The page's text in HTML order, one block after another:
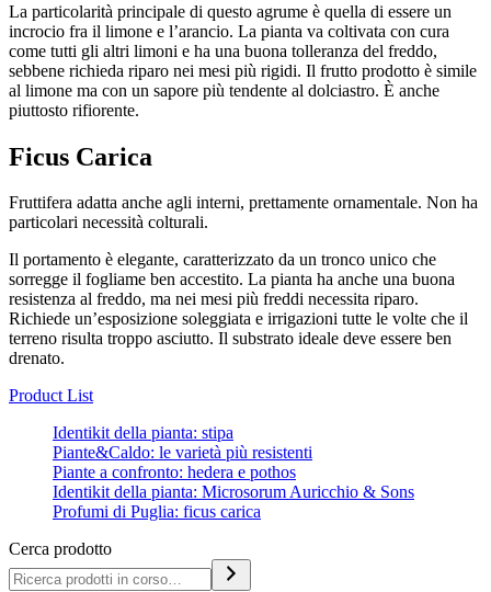
La particolarità principale di questo agrume è quella di essere un
incrocio fra il limone e l’arancio. La pianta va coltivata con cura
come tutti gli altri limoni e ha una buona tolleranza del freddo,
sebbene richieda riparo nei mesi più rigidi. Il frutto prodotto è simile
al limone ma con un sapore più tendente al dolciastro. È anche
piuttosto rifiorente.
Ficus Carica
Fruttifera adatta anche agli interni, prettamente ornamentale. Non ha
particolari necessità colturali.
Il portamento è elegante, caratterizzato da un tronco unico che
sorregge il fogliame ben accestito. La pianta ha anche una buona
resistenza al freddo, ma nei mesi più freddi necessita riparo.
Richiede un’esposizione soleggiata e irrigazioni tutte le volte che il
terreno risulta troppo asciutto. Il substrato ideale deve essere ben
drenato.
Product List
Identikit della pianta: stipa
Piante&Caldo: le varietà più resistenti
Piante a confronto: hedera e pothos
Identikit della pianta: Microsorum Auricchio & Sons
Profumi di Puglia: ficus carica
Cerca prodotto